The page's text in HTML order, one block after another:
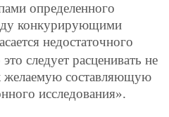
определенного
конкурирующими
недостаточного
следует расценивать не
желаемую составляющую
исследования».